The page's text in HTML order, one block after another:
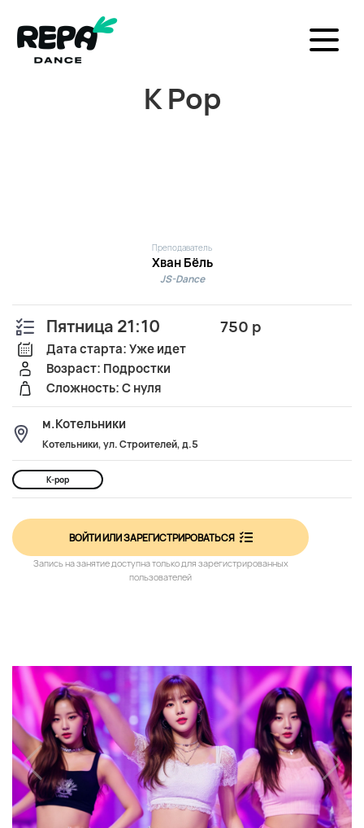
K Pop
Преподаватель
Хван Бёль
JS-Dance
Пятница 21:10 750 р
Дата старта: Уже идет
Возраст: Подростки
Сложность: С нуля
м.Котельники
Котельники, ул. Строителей, д.5
K-pop
ВОЙТИ ИЛИ ЗАРЕГИСТРИРОВАТЬСЯ
Запись на занятие доступна только для зарегистрированных
пользователей